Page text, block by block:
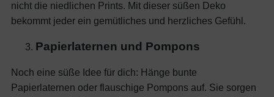
nicht die niedlichen Prints. Mit dieser süßen Deko
bekommt jeder ein gemütliches und herzliches Gefühl.
Papierlaternen und Pompons
Noch eine süße Idee für dich: Hänge bunte
Papierlaternen oder flauschige Pompons auf. Sie sorgen